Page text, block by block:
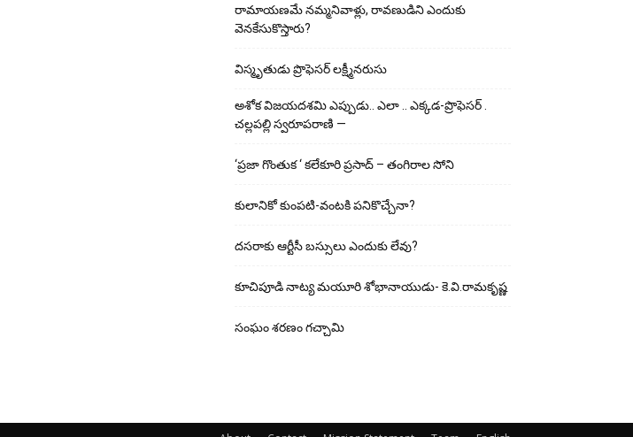
రామాయణమే నమ్మనివాళ్లు, రావణుడిని ఎందుకు
వెనకేసుకొస్తారు?
విస్మృతుడు ప్రొఫెసర్ లక్ష్మీనరుసు
అశోక విజ‌య‌ద‌శ‌మి ఎప్పుడు.. ఎలా .. ఎక్క‌డ‌-ప్రొఫెసర్ .
చల్లపల్లి స్వరూపరాణి —
‘ప్రజా గొంతుక ‘ కలేకూరి ప్రసాద్ – తంగిరాల సోని
కులానికో కుంప‌టి-వంట‌కి ప‌నికొచ్చేనా?
ద‌స‌రాకు ఆర్టీసీ బ‌స్సులు ఎందుకు లేవు?
కూచిపూడి నాట్య మ‌యూరి శోభానాయుడు- కె.వి.రామకృష్ణ
సంఘం శరణం గచ్చామి